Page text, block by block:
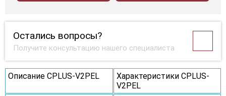
Остались вопросы?
Получите консультацию нашего специалиста
Описание CPLUS-V2PEL
Характеристики CPLUS-
V2PEL